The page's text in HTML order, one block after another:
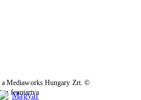
a Mediaworks Hungary Zrt. ©
fenntartva